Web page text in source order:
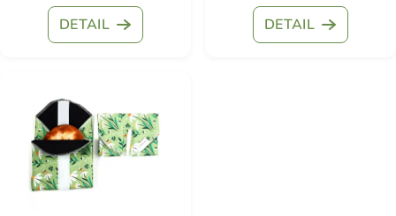
DETAIL DETAIL